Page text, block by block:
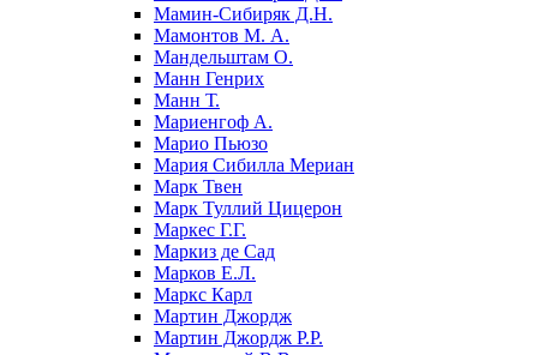
Мамин-Сибиряк Д.Н.
Мамонтов М. А.
Мандельштам О.
Манн Генрих
Манн Т.
Мариенгоф А.
Марио Пьюзо
Мария Сибилла Мериан
Марк Твен
Марк Туллий Цицерон
Маркес Г.Г.
Маркиз де Сад
Марков Е.Л.
Маркс Карл
Мартин Джордж
Мартин Джордж Р.Р.